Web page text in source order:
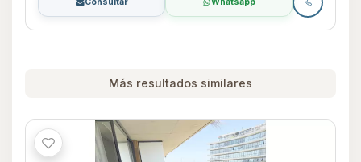
Más resultados similares